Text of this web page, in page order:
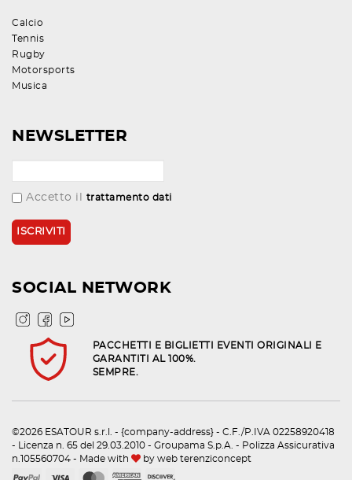
Calcio
Tennis
Rugby
Motorsports
Musica
NEWSLETTER
Accetto il trattamento dati
SOCIAL NETWORK
PACCHETTI E BIGLIETTI EVENTI ORIGINALI E
GARANTITI AL 100%.
SEMPRE.
©2026 ESATOUR s.r.l. - {company-address} - C.F./P.IVA 02258920418
- Licenza n. 65 del 29.03.2010 - Groupama S.p.A. - Polizza Assicurativa
n.105560704 - Made with
by web terenziconcept